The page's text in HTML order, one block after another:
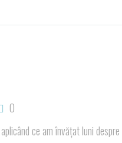
0
ce am învățat luni